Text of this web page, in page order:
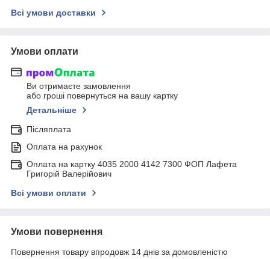
Всі умови доставки
Умови оплати
Ви отримаєте замовлення
або гроші повернуться на вашу картку
Детальніше
Післяплата
Оплата на рахунок
Оплата на картку 4035 2000 4142 7300 ФОП Лафета
Григорій Валерійович
Всі умови оплати
Умови повернення
Повернення товару впродовж 14 днів за домовленістю